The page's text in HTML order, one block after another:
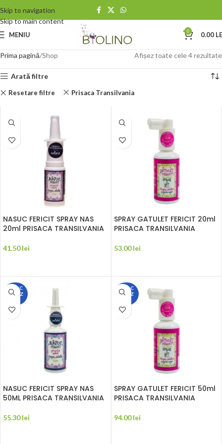
Skip to navigation
Skip to main content
MENIU 0 0.00
Prima pagină Shop Afișez toate cele 4 rezultate
Arată filtre
Resetare filtre Prisaca Transilvania
NASUC FERICIT SPRAY NAS
20ml PRISACA TRANSILVANIA
41.50lei
SPRAY GATULET FERICIT 20ml
PRISACA TRANSILVANIA
53.00lei
STOC
EPUIZ
NASUC FERICIT SPRAY NAS
50ML PRISACA TRANSILVANIA
55.30lei
STOC
EPUIZ
SPRAY GATULET FERICIT 50ml
PRISACA TRANSILVANIA
94.00lei